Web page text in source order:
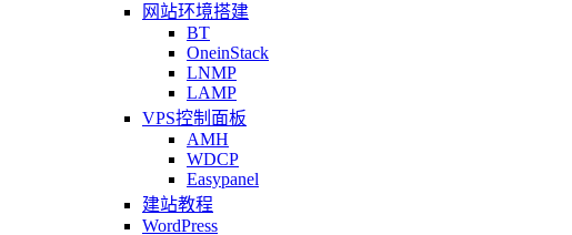
网站环境搭建
BT
OneinStack
LNMP
LAMP
VPS控制面板
AMH
WDCP
Easypanel
建站教程
WordPress